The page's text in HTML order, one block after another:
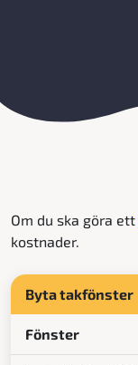
Om du ska göra ett
kostnader.
Byta takfönster
Fönster